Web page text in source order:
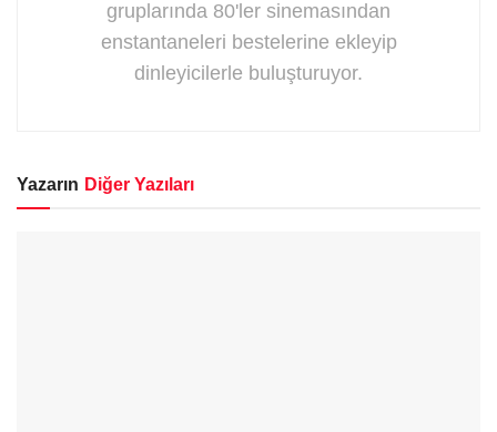
gruplarında 80'ler sinemasından
enstantaneleri bestelerine ekleyip
dinleyicilerle buluşturuyor.
Yazarın Diğer Yazıları